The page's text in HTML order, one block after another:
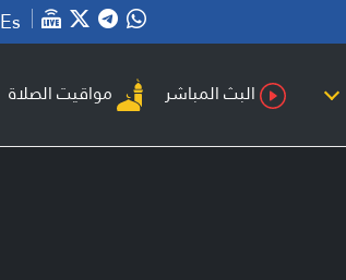
Es
البث المباشر مواقيت الصلاة